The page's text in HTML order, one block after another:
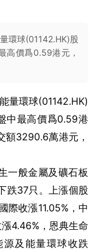
環球(01142.HK)股
高價爲0.59港元，
量環球(01142.HK)
中最高價爲0.59港
額3290.6萬港元，
一般金屬及礦石板
跌37只。上漲個股
際收漲11.05%，中
4.46%，恩典生命
及能量環球收跌